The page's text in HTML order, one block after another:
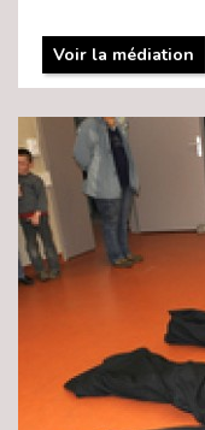
Voir la médiation